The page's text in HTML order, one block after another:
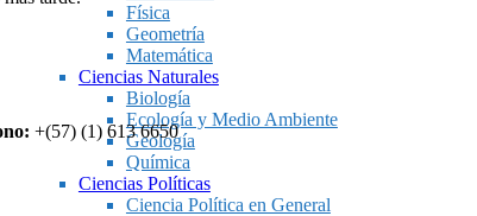
Física
Geometría
Matemática
Ciencias Naturales
Biología
Ecología y Medio Ambiente
Geología
Química
Ciencias Políticas
Ciencia Política en General
+(57) (1) 613 6650